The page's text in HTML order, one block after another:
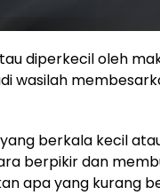
diperkecil oleh
wasilah
berkala kecil
berpikir dan
apa yang kurang